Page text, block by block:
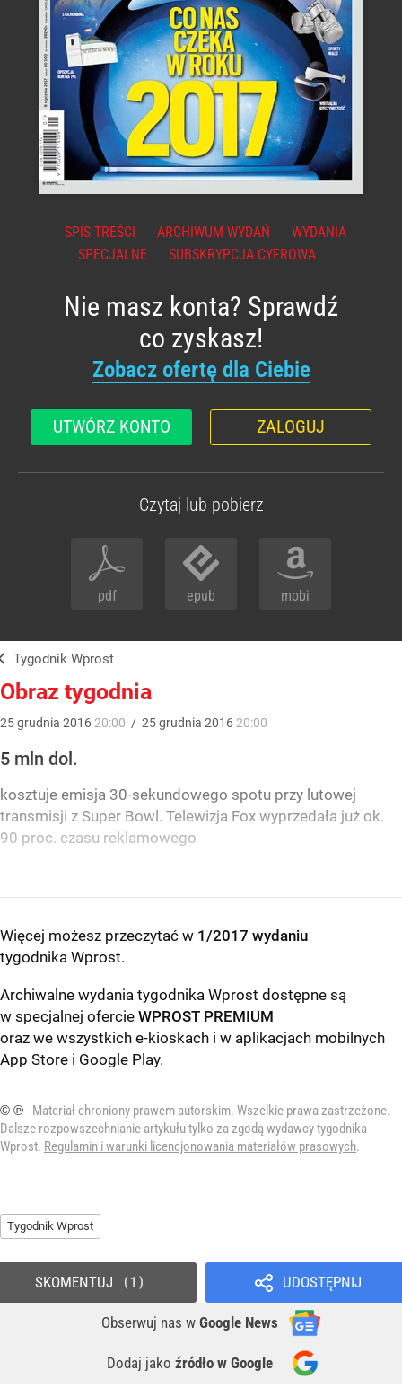
SPIS TREŚCI ARCHIWUM WYDAŃ
WYDANIA
SPECJALNE
SUBSKRYPCJA CYFROWA
Nie masz konta? Sprawdź
co zyskasz!
Zobacz ofertę dla Ciebie
UTWÓRZ KONTO ZALOGUJ
Czytaj lub pobierz
pdf epub mobi
Tygodnik Wprost
Obraz tygodnia
25grudnia 2016 20:00 / 25grudnia 2016 20:00
5 mln dol.
kosztuje emisja 30-sekundowego spotu przy lutowej
transmisji z Super Bowl. Telewizja Fox wyprzedała już ok.
90 proc. czasu reklamowego
Więcej możesz przeczytać w 1/2017 wydaniu
tygodnika Wprost.
Archiwalne wydania tygodnika Wprost dostępne są
w specjalnej ofercie WPROST PREMIUM
oraz we wszystkich e-kioskach i w aplikacjach mobilnych
App Store i Google Play.
© ℗
Materiał chroniony prawem autorskim. Wszelkie prawa zastrzeżone.
Dalsze rozpowszechnianie artykułu tylko za zgodą wydawcy tygodnika
Wprost. Regulamin i warunki licencjonowania materiałów prasowych.
Tygodnik Wprost
UDOSTĘPNIJ
Obserwuj nas w Google News
Dodaj jako źródło w Google
SKOMENTUJ 1